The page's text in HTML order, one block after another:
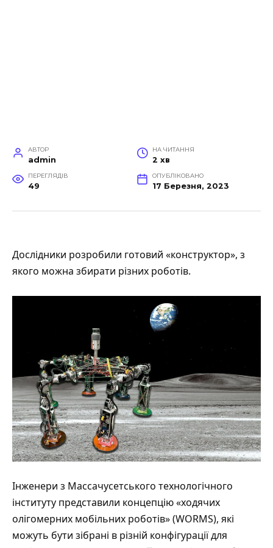
АВТОР
admin
НА ЧИТАННЯ
2 хв
ПЕРЕГЛЯДІВ
49
ОПУБЛІКОВАНО
17 Березня, 2023
Дослідники розробили готовий «конструктор», з
якого можна збирати різних роботів.
Інженери з Массачусетського технологічного
інституту представили концепцію «ходячих
олігомерних мобільних роботів» (WORMS), які
можуть бути зібрані в різній конфігурації для